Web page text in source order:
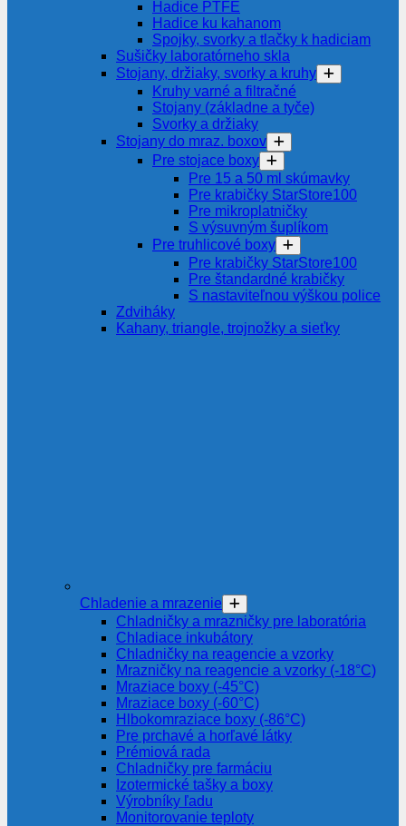
Hadice PTFE
Hadice ku kahanom
Spojky, svorky a tlačky k hadiciam
Sušičky laboratórneho skla
Stojany, držiaky, svorky a kruhy
Kruhy varné a filtračné
Stojany (základne a tyče)
Svorky a držiaky
Stojany do mraz. boxov
Pre stojace boxy
Pre 15 a 50 ml skúmavky
Pre krabičky StarStore100
Pre mikroplatničky
S výsuvným šuplíkom
Pre truhlicové boxy
Pre krabičky StarStore100
Pre štandardné krabičky
S nastaviteľnou výškou police
Zdviháky
Kahany, triangle, trojnožky a sieťky
Chladenie a mrazenie
Chladničky a mrazničky pre laboratória
Chladiace inkubátory
Chladničky na reagencie a vzorky
Mrazničky na reagencie a vzorky (-18°C)
Mraziace boxy (-45°C)
Mraziace boxy (-60°C)
Hlbokomraziace boxy (-86°C)
Pre prchavé a horľavé látky
Prémiová rada
Chladničky pre farmáciu
Izotermické tašky a boxy
Výrobníky ľadu
Monitorovanie teploty